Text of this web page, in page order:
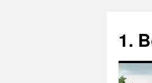
springen
1.